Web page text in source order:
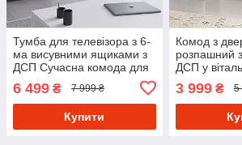
Тумба для телевізора з 6-
ма висувними ящиками з
ДСП Сучасна комода для
спальні або вітальні 180
см
6 499 ₴ 7 999 ₴
Купити
Комод з
розпашний
ДСП у
полицями
3 999₴ 5